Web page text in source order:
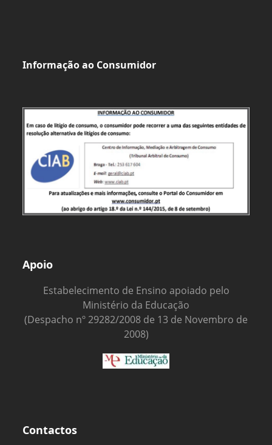
Informação ao Consumidor
Apoio
Estabelecimento de Ensino apoiado pelo
Ministério da Educação
(Despacho nº 29282/2008 de 13 de Novembro de
2008)
Contactos